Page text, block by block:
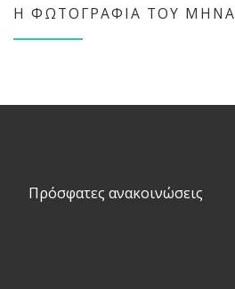
Η ΦΩΤΟΓΡΑΦΊΑ ΤΟΥ ΜΉΝΑ
Πρόσφατες ανακοινώσεις